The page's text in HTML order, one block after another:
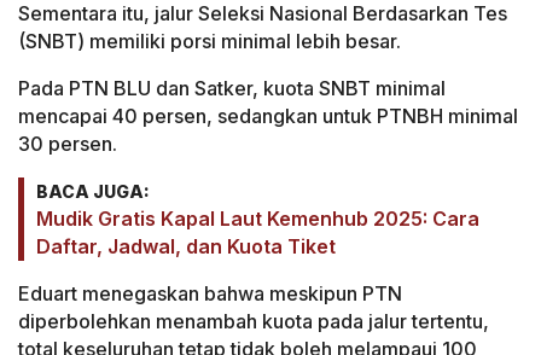
Sementara itu, jalur Seleksi Nasional Berdasarkan Tes
(SNBT) memiliki porsi minimal lebih besar.
Pada PTN BLU dan Satker, kuota SNBT minimal
mencapai 40 persen, sedangkan untuk PTNBH minimal
30 persen.
BACA JUGA:
Mudik Gratis Kapal Laut Kemenhub 2025: Cara
Daftar, Jadwal, dan Kuota Tiket
Eduart menegaskan bahwa meskipun PTN
diperbolehkan menambah kuota pada jalur tertentu,
total keseluruhan tetap tidak boleh melampaui 100